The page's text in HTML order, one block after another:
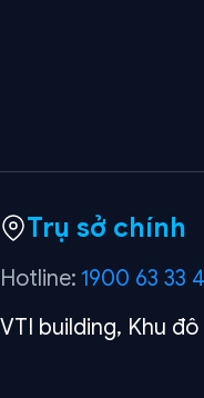
Trụ sở chính
Hotline: 1900 63 33
VTI building, Khu